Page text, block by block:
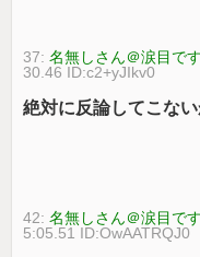
37:名無しさん＠涙目で
30.46 ID:c2+yJIkv0
絶対に反論してこな
42:名無しさん＠涙目で
5:05.51 ID:OwAATRQJ0